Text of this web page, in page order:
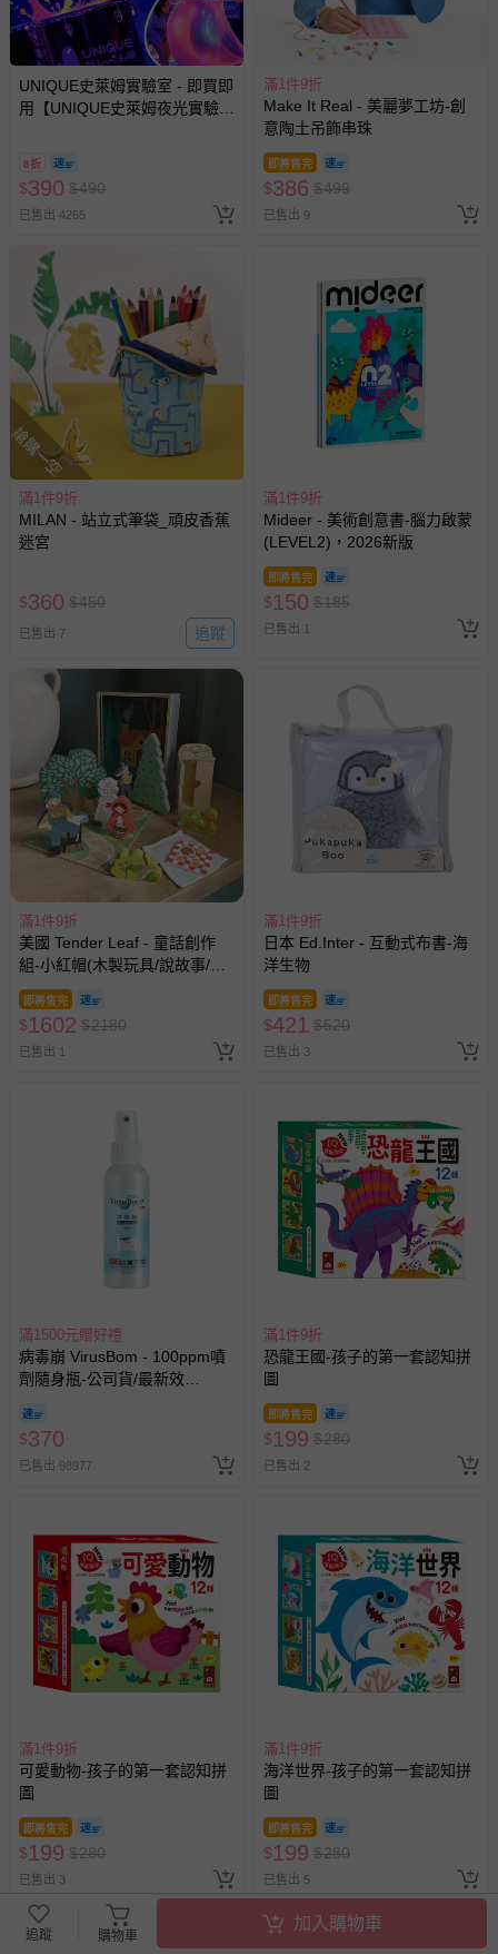
UNIQUE史萊姆實驗室 - 即買即
用【UNIQUE史萊姆夜光實驗室
訂單編號兌換，逾期作廢) (大
人小孩均一價(3歲以上需購票))
8折
$390 $490
已售出 4265
滿1件9折
Make It Real - 美麗夢工坊-創
意陶土吊飾串珠
即將售完
$386 $499
已售出 9
搶購一空
滿1件9折
MILAN - 站立式筆袋_頑皮香蕉
迷宮
$360 $450
已售出 7 追蹤
滿1件9折
Mideer - 美術創意書-腦力啟蒙
(LEVEL2)，2026新版
即將售完
$150 $185
已售出 1
滿1件9折
美國 Tender Leaf - 童話創作
組-小紅帽(木製玩具/說故事/教
育益智)
即將售完
$1602 $2180
已售出 1
滿1件9折
日本 Ed.Inter - 互動式布書-海
洋生物
即將售完
$421 $520
已售出 3
滿1500元贈好禮
病毒崩 VirusBom - 100ppm噴
劑隨身瓶-公司貨/最新效
$370
已售出 98977
滿1件9折
恐龍王國-孩子的第一套認知拼
圖
即將售完
$199 $280
已售出 2
滿1件9折
可愛動物-孩子的第一套認知拼
圖
即將售完
$199 $280
已售出 3
滿1件9折
海洋世界-孩子的第一套認知拼
圖
即將售完
$199 $280
已售出 5
追蹤 購物車
加入購物車